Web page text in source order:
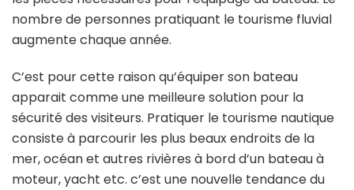
nombre de personnes pratiquant le tourisme fluvial
augmente chaque année.
C’est pour cette raison qu’équiper son bateau
apparait comme une meilleure solution pour la
sécurité des visiteurs. Pratiquer le tourisme nautique
consiste à parcourir les plus beaux endroits de la
mer, océan et autres rivières à bord d’un bateau à
moteur, yacht etc. c’est une nouvelle tendance du